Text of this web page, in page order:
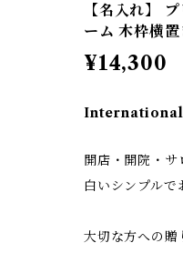
【名入れ】
ーム 木枠横
¥14,300
開店・開院・サ
白いシンプルで
大切な方への贈